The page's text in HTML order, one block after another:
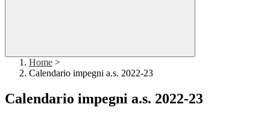
Home >
Calendario impegni a.s. 2022-23
Calendario impegni a.s. 2022-23